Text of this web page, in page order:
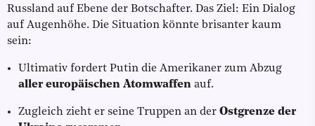
Russland auf Ebene der Botschafter. Das Ziel: Ein Dialog
auf Augenhöhe. Die Situation könnte brisanter kaum
sein:
Ultimativ fordert Putin die Amerikaner zum Abzug
aller europäischen Atomwaffen auf.
Zugleich zieht er seine Truppen an der Ostgrenze der